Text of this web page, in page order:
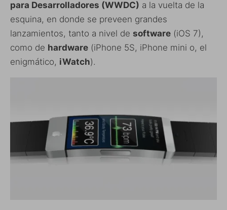
para Desarrolladores (WWDC) a la vuelta de la
esquina, en donde se preveen grandes
lanzamientos, tanto a nivel de software (iOS 7),
como de hardware (iPhone 5S, iPhone mini o, el
enigmático, iWatch).